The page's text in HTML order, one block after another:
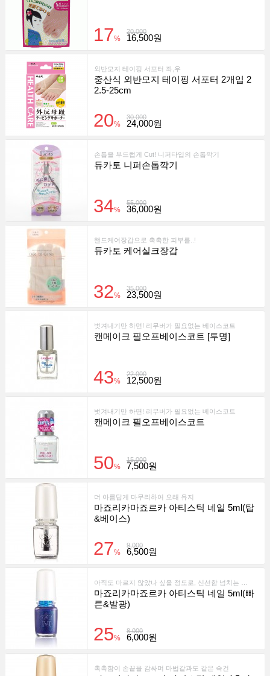
20,000
17% 16,500원
외반모지 테이핑 서포터 좌,우
중산식 외반모지 테이핑 서포터 2개입 2
2.5-25cm
30,000
20% 24,000원
손톱을 부드럽게 Cut! 니퍼타입의 손톱깍기
듀카토 니퍼손톱깍기
55,000
34% 36,000원
핸드케어장갑으로 촉촉한 피부를..!
듀카토 케어실크장갑
35,000
32% 23,500원
벗겨내기만 하면! 리무버가 필요없는 베이스코트
캔메이크 필오프베이스코트 [투명]
22,000
43% 12,500원
벗겨내기만 하면! 리무버가 필요없는 베이스코트
캔메이크 필오프베이스코트
15,000
50% 7,500원
더 아름답게 마무리하여 오래 유지
마죠리카마죠르카 아티스틱 네일 5ml(탑
&베이스)
9,000
27% 6,500원
마죠리카마죠르카 아티스틱 네일 5ml(빠
른&발광)
8,000
25% 6,000원
촉촉함이 손끝을 감싸며 마법같과도 같은 속건